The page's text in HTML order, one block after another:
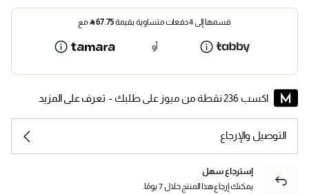
قسمها إلى 4 دفعات متساوية بقيمة 67.75
⃁ مع
أو
اكسب 236 نقطة من ميوز على طلبك - تعرف على المزيد
التوصيل والإرجاع
إسترجاع سهل
يمكنك إرجاع هذا المنتج خلال 7 يومًا.